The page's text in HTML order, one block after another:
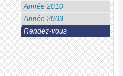
Année 2010
Année 2009
Rendez-vous